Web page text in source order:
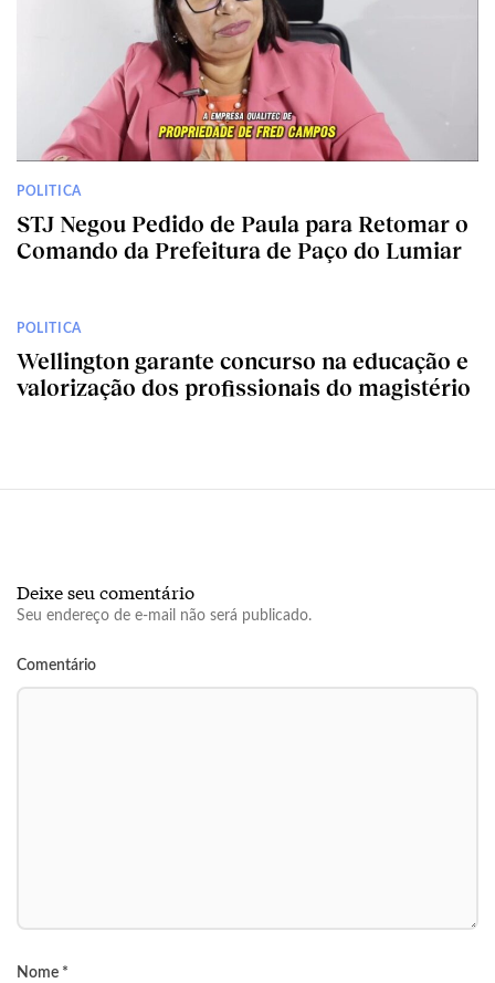
POLITICA
STJ Negou Pedido de Paula para Retomar o
Comando da Prefeitura de Paço do Lumiar
POLITICA
Wellington garante concurso na educação e
valorização dos profissionais do magistério
Deixe seu comentário
Seu endereço de e-mail não será publicado.
Comentário
Nome *